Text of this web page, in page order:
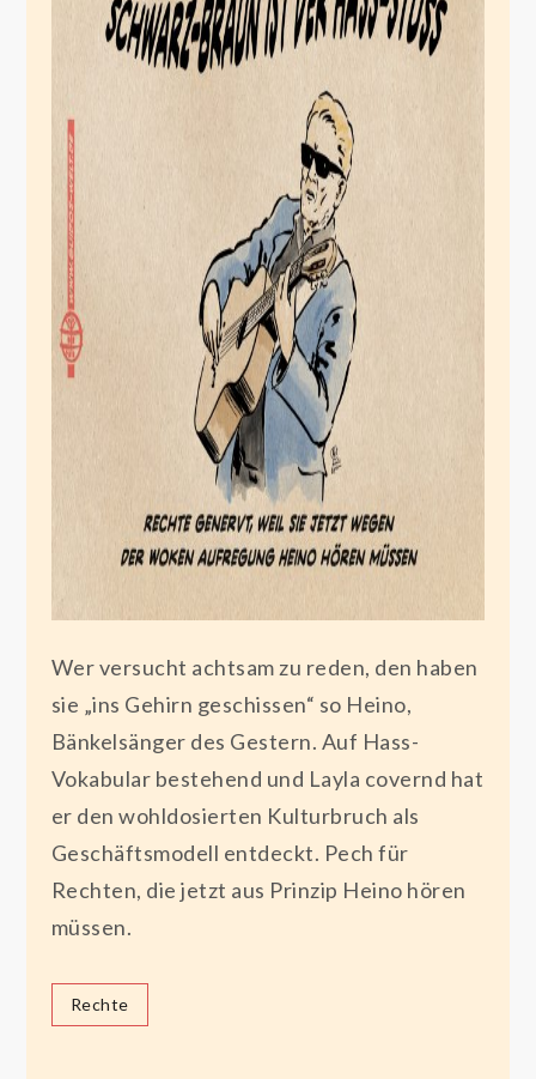
Wer versucht achtsam zu reden, den haben
sie „ins Gehirn geschissen“ so Heino,
Bänkelsänger des Gestern. Auf Hass-
Vokabular bestehend und Layla covernd hat
er den wohldosierten Kulturbruch als
Geschäftsmodell entdeckt. Pech für
Rechten, die jetzt aus Prinzip Heino hören
müssen.
Rechte